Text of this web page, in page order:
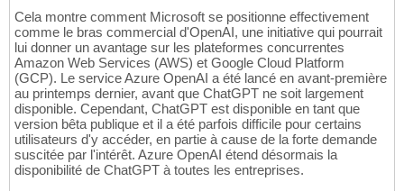
Cela montre comment Microsoft se positionne effectivement
comme le bras commercial d'OpenAI, une initiative qui pourrait
lui donner un avantage sur les plateformes concurrentes
Amazon Web Services (AWS) et Google Cloud Platform
(GCP). Le service Azure OpenAI a été lancé en avant-première
au printemps dernier, avant que ChatGPT ne soit largement
disponible. Cependant, ChatGPT est disponible en tant que
version bêta publique et il a été parfois difficile pour certains
utilisateurs d'y accéder, en partie à cause de la forte demande
suscitée par l'intérêt. Azure OpenAI étend désormais la
disponibilité de ChatGPT à toutes les entreprises.